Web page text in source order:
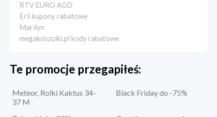
RTV EURO AGD
Erli kupony rabatowe
Marilyn
megakoszulki.pl kody rabatowe
Te promocje przegapiłeś:
Meteor, Rolki Kaktus 34-
37 M
Black Friday do -75%